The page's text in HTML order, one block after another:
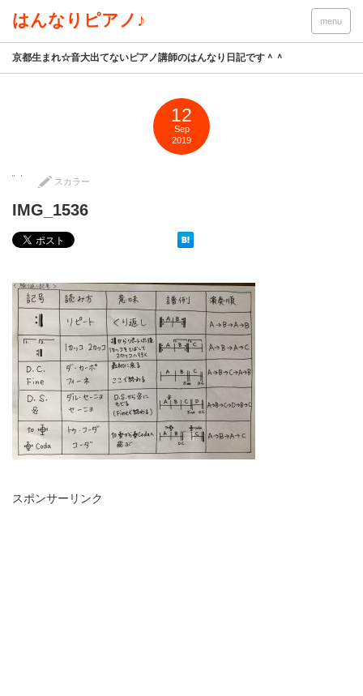
はんなりピアノ♪ menu
京都生まれ☆音大出てないピアノ講師のはんなり日記です＾＾
12
Sep
2019
スカラー
IMG_1536
スポンサーリンク